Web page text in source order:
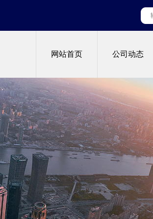
网站首页 公司动态